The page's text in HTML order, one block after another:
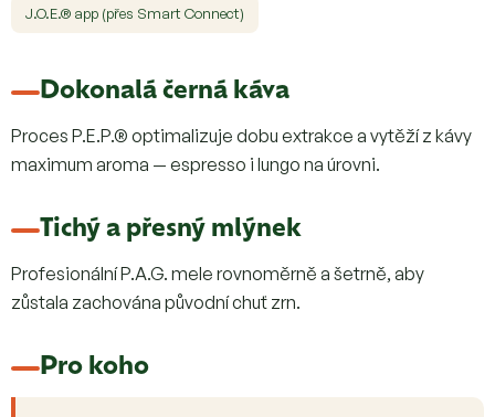
J.O.E.® app (přes Smart Connect)
Dokonalá černá káva
Proces P.E.P.® optimalizuje dobu extrakce a vytěží z kávy
maximum aroma — espresso i lungo na úrovni.
Tichý a přesný mlýnek
Profesionální P.A.G. mele rovnoměrně a šetrně, aby
zůstala zachována původní chuť zrn.
Pro koho